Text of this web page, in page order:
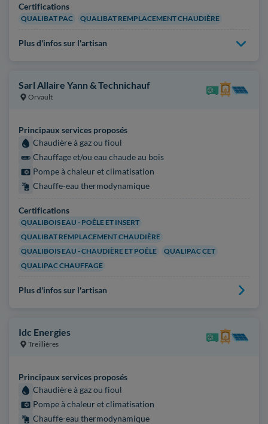
Certifications
QUALIBAT PAC QUALIBAT REMPLACEMENT CHAUDIÈRE
Plus d'infos sur l'artisan
Sarl Allaire Yann & Technichauf
Orvault
Principaux services proposés
Chaudière à gaz ou fioul
Chauffage et/ou eau chaude au bois
Pompe à chaleur et climatisation
Chauffe-eau thermodynamique
Certifications
QUALIBOIS EAU - POÊLE ET INSERT
QUALIBAT REMPLACEMENT CHAUDIÈRE
QUALIBOIS EAU - CHAUDIÈRE ET POÊLE
QUALIPAC CET
QUALIPAC CHAUFFAGE
Plus d'infos sur l'artisan
Idc Energies
Treillières
Principaux services proposés
Chaudière à gaz ou fioul
Pompe à chaleur et climatisation
Chauffe-eau thermodynamique